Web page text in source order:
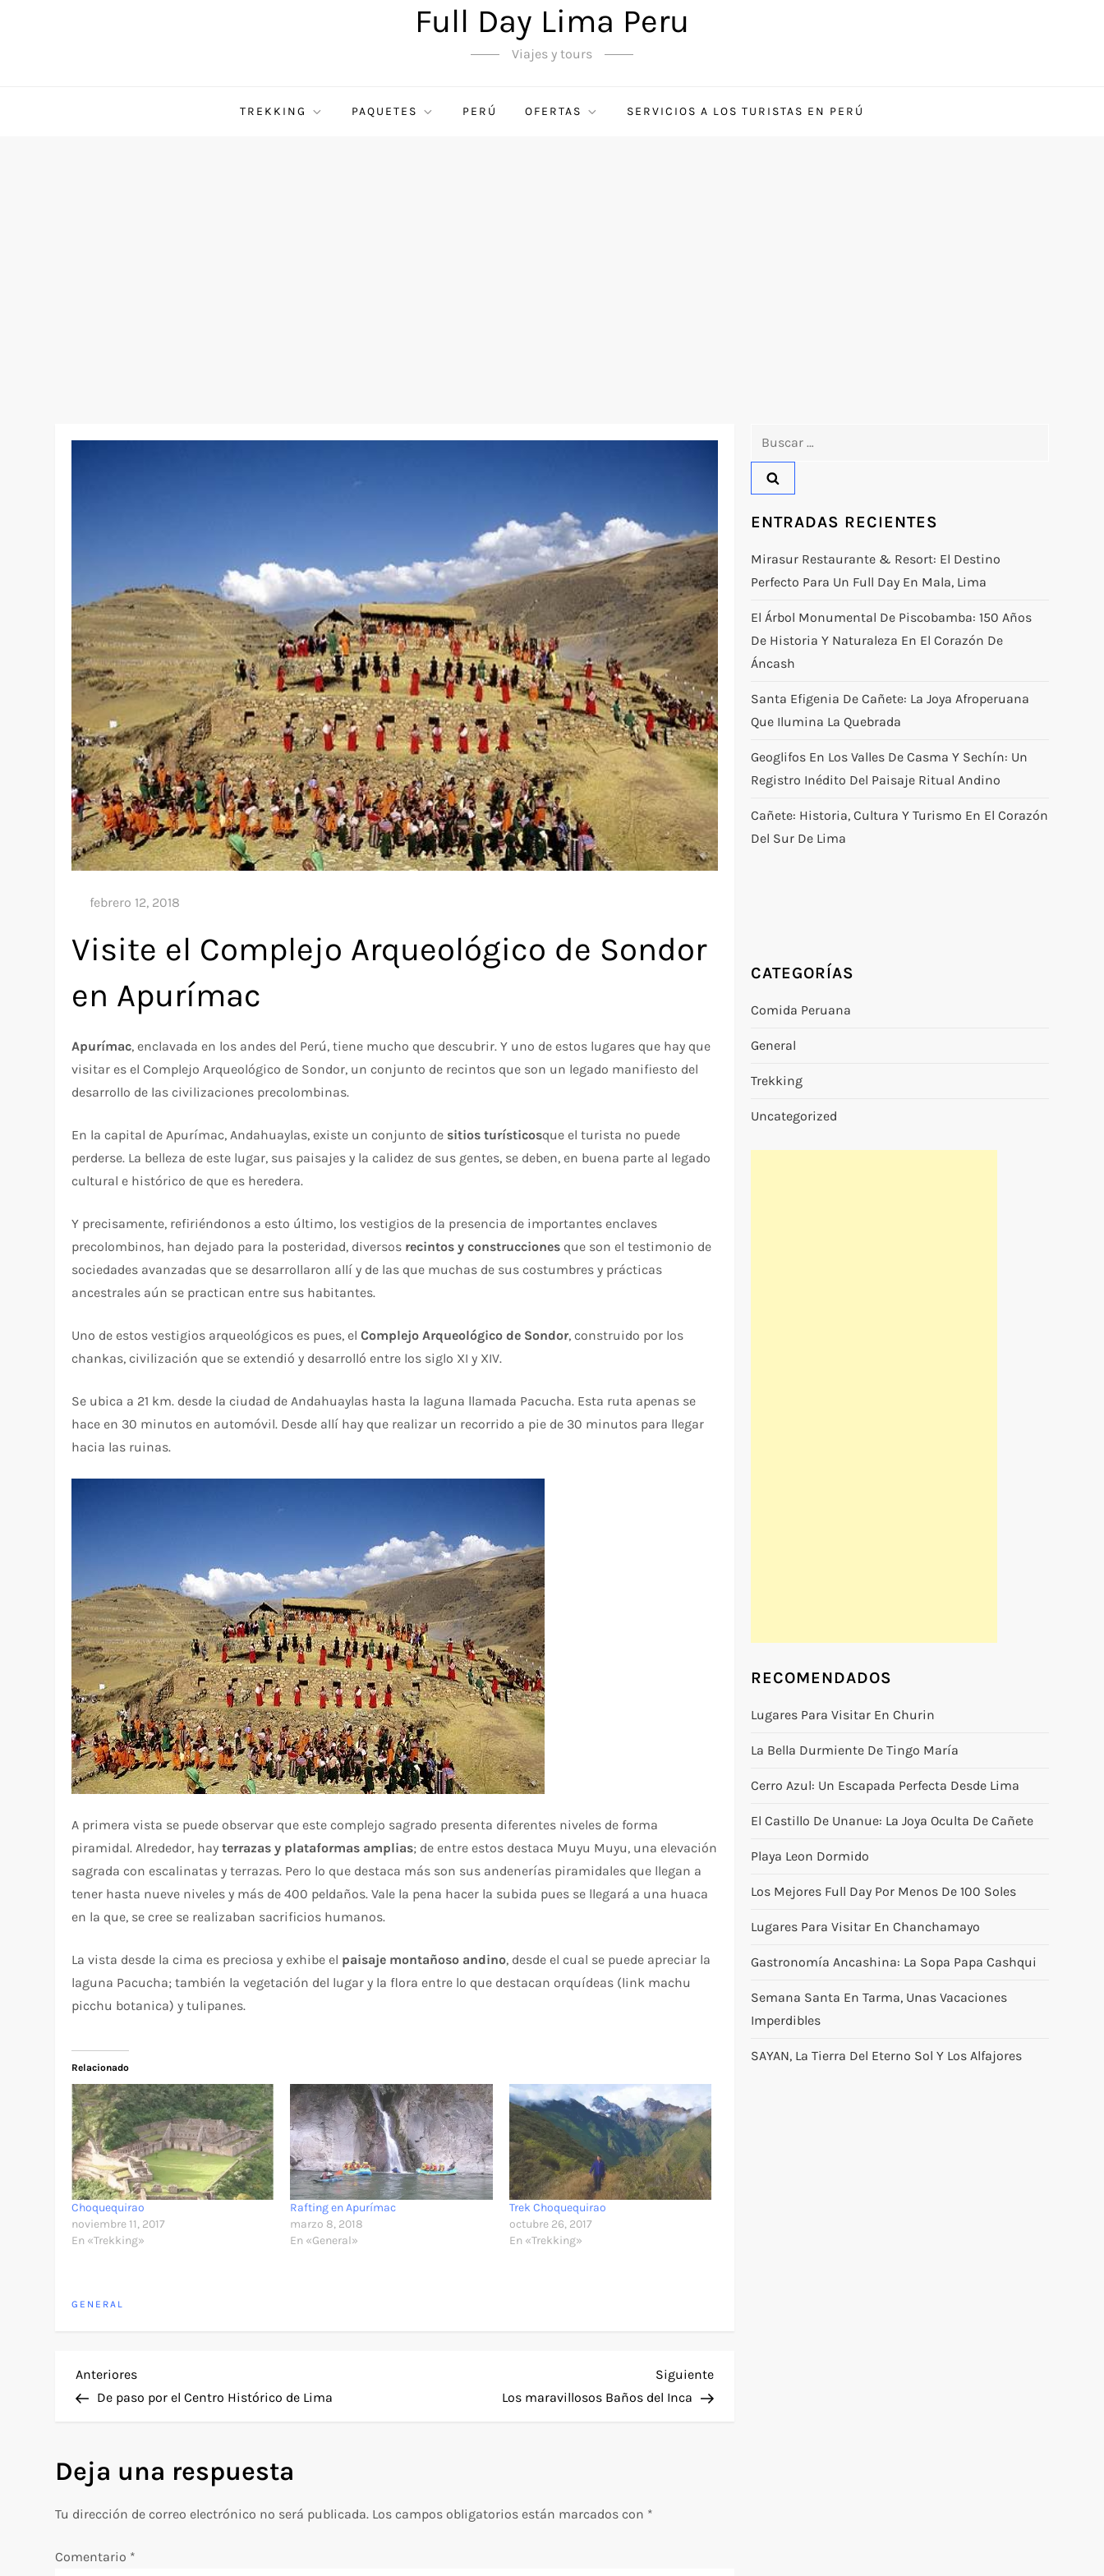
Full Day Lima Peru
Viajes y tours
TREKKING PAQUETES PERÚ OFERTAS SERVICIOS A LOS TURISTAS EN PERÚ
Visite el Complejo Arqueológico de Sondor
en Apurímac
Apurímac, enclavada en los andes del Perú, tiene mucho que descubrir. Y uno de estos lugares que hay que
visitar es el Complejo Arqueológico de Sondor, un conjunto de recintos que son un legado manifiesto del
desarrollo de las civilizaciones precolombinas.
En la capital de Apurímac, Andahuaylas, existe un conjunto de sitios turísticosque el turista no puede
perderse. La belleza de este lugar, sus paisajes y la calidez de sus gentes, se deben, en buena parte al legado
cultural e histórico de que es heredera.
Y precisamente, refiriéndonos a esto último, los vestigios de la presencia de importantes enclaves
precolombinos, han dejado para la posteridad, diversos recintos y construcciones que son el testimonio de
sociedades avanzadas que se desarrollaron allí y de las que muchas de sus costumbres y prácticas
ancestrales aún se practican entre sus habitantes.
Uno de estos vestigios arqueológicos es pues, elComplejo Arqueológico de Sondor, construido por los
chankas, civilización que se extendió y desarrolló entre los siglo XI y XIV.
Se ubica a 21 km. desde la ciudad de Andahuaylas hasta la laguna llamada Pacucha. Esta ruta apenas se
hace en 30 minutos en automóvil. Desde allí hay que realizar un recorrido a pie de 30 minutos para llegar
hacia las ruinas.
A primera vista se puede observar que este complejo sagrado presenta diferentes niveles de forma
piramidal. Alrededor, hayterrazas y plataformas amplias; de entre estos destaca Muyu Muyu, una elevación
sagrada con escalinatas y terrazas. Pero lo que destaca más son sus andenerías piramidales que llegan a
tener hasta nueve niveles y más de 400 peldaños. Vale la pena hacer la subida pues se llegará a una huaca
en la que, se cree se realizaban sacrificios humanos.
La vista desde la cima es preciosa y exhibe el paisaje montañoso andino, desde el cual se puede apreciar la
laguna Pacucha; también la vegetación del lugar y la flora entre lo que destacan orquídeas (link machu
picchu botanica) y tulipanes.
Relacionado
Choquequirao
noviembre 11, 2017
En «Trekking»
Rafting en Apurímac
marzo 8, 2018
En «General»
Trek Choquequirao
octubre 26, 2017
En «Trekking»
GENERAL
N
v
e
Entrada
anterior
Anteriores
De paso por el Centro Histórico de Lima
Siguiente
entrada
Siguiente
Los maravillosos Baños del Inca
Deja una respuesta
Tu dirección de correo electrónico no será publicada. Los campos obligatorios están marcados con *
Comentario *
ENTRADAS RECIENTES
Mirasur Restaurante & Resort: El Destino
Perfecto Para Un Full Day En Mala, Lima
El Árbol Monumental De Piscobamba: 150 Años
De Historia Y Naturaleza En El Corazón De
Áncash
Santa Efigenia De Cañete: La Joya Afroperuana
Que Ilumina La Quebrada
Geoglifos En Los Valles De Casma Y Sechín: Un
Registro Inédito Del Paisaje Ritual Andino
Cañete: Historia, Cultura Y Turismo En El Corazón
Del Sur De Lima
CATEGORÍAS
Comida Peruana
General
Trekking
Uncategorized
RECOMENDADOS
Lugares Para Visitar En Churin
La Bella Durmiente De Tingo María
Cerro Azul: Un Escapada Perfecta Desde Lima
El Castillo De Unanue: La Joya Oculta De Cañete
Playa Leon Dormido
Los Mejores Full Day Por Menos De 100 Soles
Lugares Para Visitar En Chanchamayo
Gastronomía Ancashina: La Sopa Papa Cashqui
Semana Santa En Tarma, Unas Vacaciones
Imperdibles
SAYAN, La Tierra Del Eterno Sol Y Los Alfajores